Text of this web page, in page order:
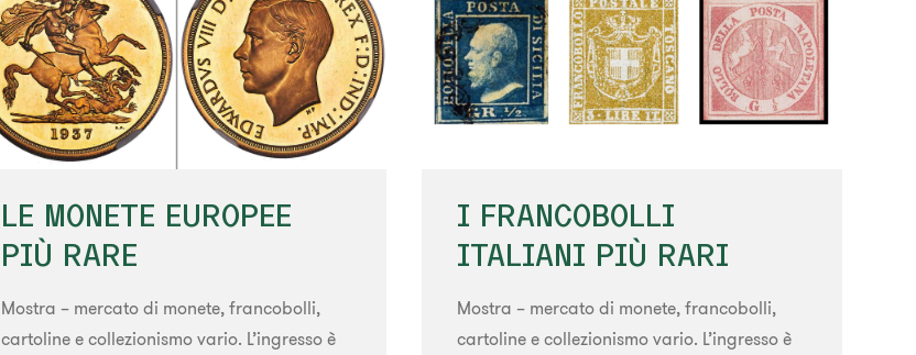
LE MONETE EUROPEE
PIÙ RARE
Mostra – mercato di monete, francobolli,
cartoline e collezionismo vario. L’ingresso è
I FRANCOBOLLI
ITALIANI PIÙ RARI
Mostra – mercato di monete, francobolli,
cartoline e collezionismo vario. L’ingresso è